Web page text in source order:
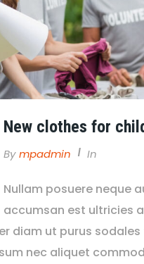
New clothes for
By Mpadmin In
Nullam posuere neque
accumsan est ultricies
diam ut purus sodales
nec aliquet